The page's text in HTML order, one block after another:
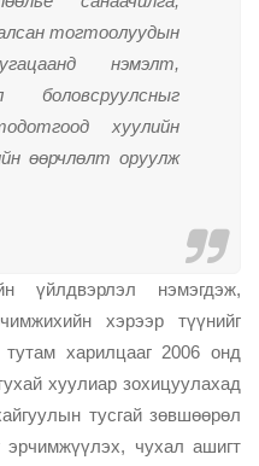
тогтоолуудын
нэмэлт,
боловсруулсныг
хуулийн
өөрчлөлт оруулж
үйлдвэрлэл нэмэгдэж,
хэрээр түүнийг
харилцааг 2006 онд
хуулиар зохицуулахад
тусгай зөвшөөрөл
чухал ашигт